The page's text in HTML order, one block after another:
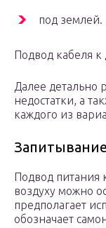
под землей.
Подвод кабеля к
Далее детально
недостатки, а
каждого из
Подвод питания
воздуху можно
предполагает
обозначает